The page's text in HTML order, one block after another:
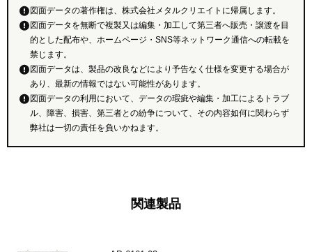
図面データの著作権は、株式会社メタルクリエイトに帰属します。
図面データを無断で複製又は編集・加工して第三者へ販売・譲渡を目
的とした配布や、ホームページ・SNS等ネットワーク通信への転載を
禁じます。
図面データは、製品の改良などにより予告なく仕様を変更する場合が
あり、最新の情報ではない可能性があります。
図面データの利用において、データの瑕疵や編集・加工によるトラブ
ル、障害、損害、第三者との紛争について、その内容如何に関わらず
弊社は一切の責任を負いかねます。
関連製品